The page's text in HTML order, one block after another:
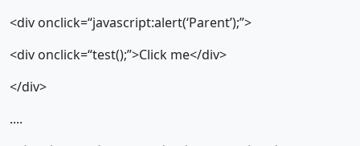
<div onclick=“javascript:alert(‘Parent’);”>
<div onclick=“test();”>Click me</div>
</div>
....